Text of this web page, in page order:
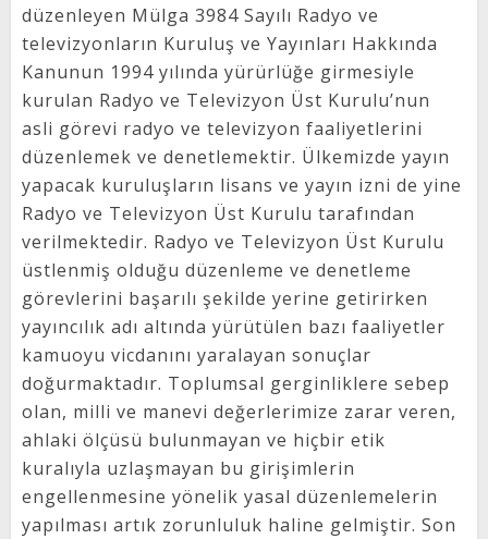
düzenleyen Mülga 3984 Sayılı Radyo ve
televizyonların Kuruluş ve Yayınları Hakkında
Kanunun 1994 yılında yürürlüğe girmesiyle
kurulan Radyo ve Televizyon Üst Kurulu’nun
asli görevi radyo ve televizyon faaliyetlerini
düzenlemek ve denetlemektir. Ülkemizde yayın
yapacak kuruluşların lisans ve yayın izni de yine
Radyo ve Televizyon Üst Kurulu tarafından
verilmektedir. Radyo ve Televizyon Üst Kurulu
üstlenmiş olduğu düzenleme ve denetleme
görevlerini başarılı şekilde yerine getirirken
yayıncılık adı altında yürütülen bazı faaliyetler
kamuoyu vicdanını yaralayan sonuçlar
doğurmaktadır. Toplumsal gerginliklere sebep
olan, milli ve manevi değerlerimize zarar veren,
ahlaki ölçüsü bulunmayan ve hiçbir etik
kuralıyla uzlaşmayan bu girişimlerin
engellenmesine yönelik yasal düzenlemelerin
yapılması artık zorunluluk haline gelmiştir. Son